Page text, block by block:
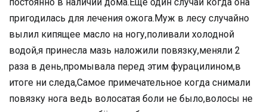
пригодилась для лечения ожога.Муж в лесу случайно
вылил кипящее масло на ногу,поливали холодной
водой,я принесла мазь наложили повязку,меняли 2
раза в день,промывала перед этим фурацилином,в
итоге ни следа,Самое примечательное когда снимали
повязку нога ведь волосатая боли не было,волосы не